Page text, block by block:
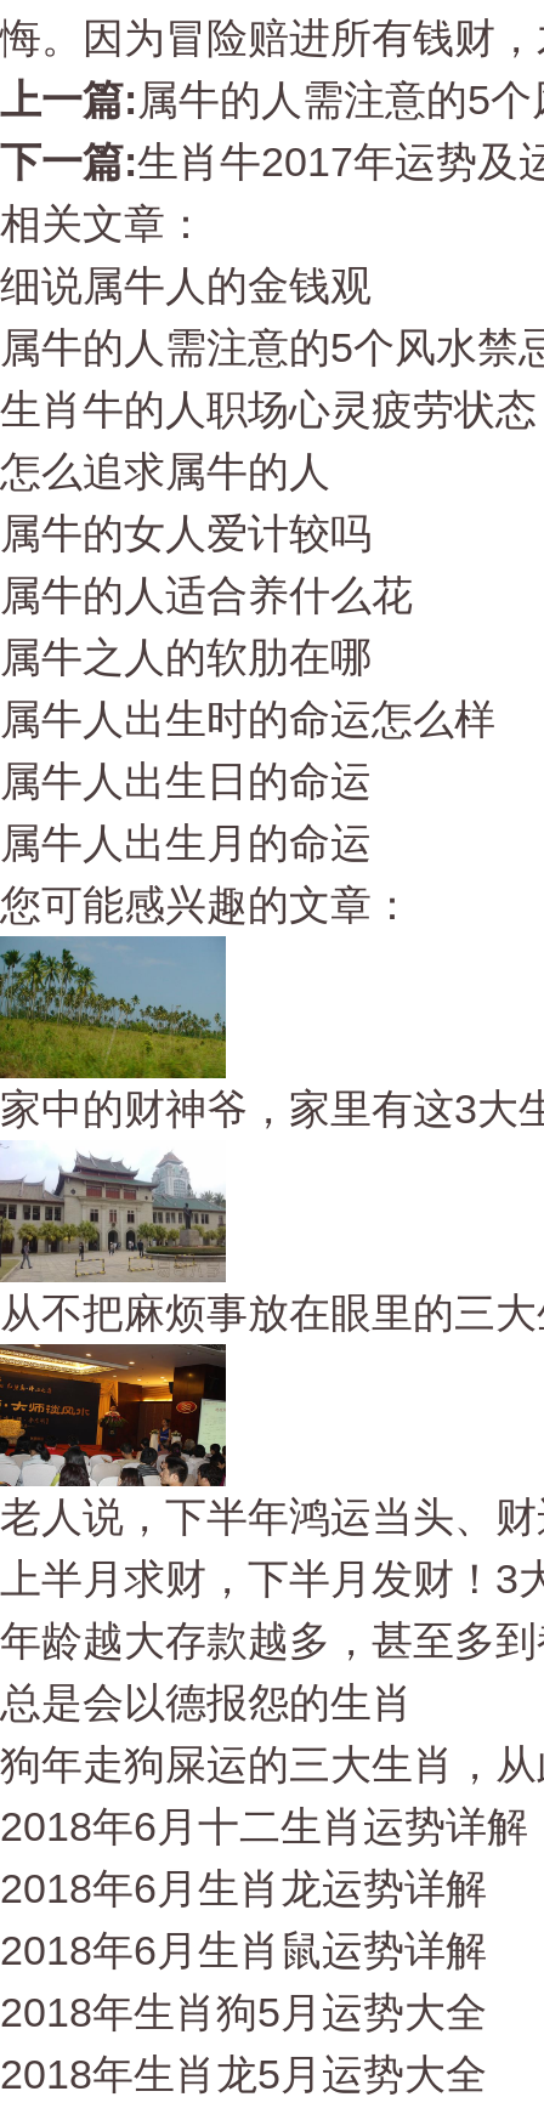
悔。因为冒险赔进所有钱财
上一篇: 属牛的人需注意的5
下一篇:生肖牛2017年运势及
相关文章：
细说属牛人的金钱观
属牛的人需注意的5个风水禁
生肖牛的人职场心灵疲劳状态
怎么追求属牛的人
属牛的女人爱计较吗
属牛的人适合养什么花
属牛之人的软肋在哪
属牛人出生时的命运怎么样
属牛人出生日的命运
属牛人出生月的命运
您可能感兴趣的文章：
家中的财神爷，家里有这3大
从不把麻烦事放在眼里的三
老人说，下半年鸿运当头、
上半月求财，下半月发财！3
年龄越大存款越多，甚至多
总是会以德报怨的生肖
狗年走狗屎运的三大生肖，
2018年6月十二生肖运势详解
2018年6月生肖龙运势详解
2018年6月生肖鼠运势详解
2018年生肖狗5月运势大全
2018年生肖龙5月运势大全